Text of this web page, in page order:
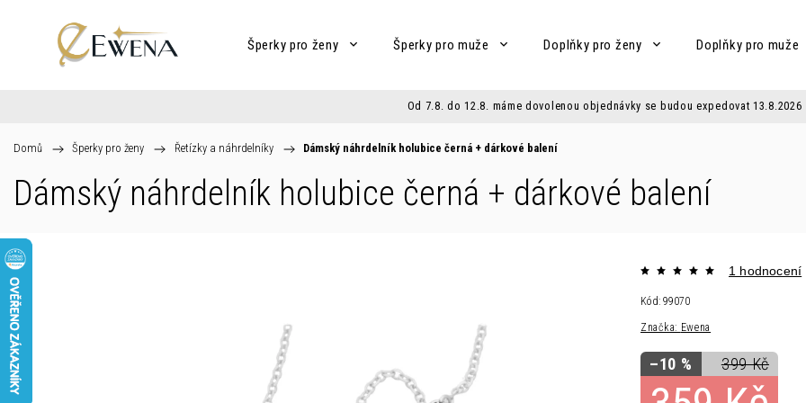
Šperky pro ženy Šperky pro muže Doplňky pro ženy Doplňky pro muže
Od 7.8. do 12.8. máme dovolenou objednávky se budou expedovat 13.8.2026
Domů / Šperky pro ženy / Řetízky a náhrdelníky / Dámský náhrdelník holubice černá + dárkové balení
Dámský náhrdelník holubice černá + dárkové balení
Značka: Ewena
1 hodnocení
399 Kč
–10 %
Kód: 99070